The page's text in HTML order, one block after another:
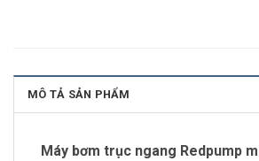
MÔ TẢ SẢN PHẨM
Máy bơm trục ngang Redpump